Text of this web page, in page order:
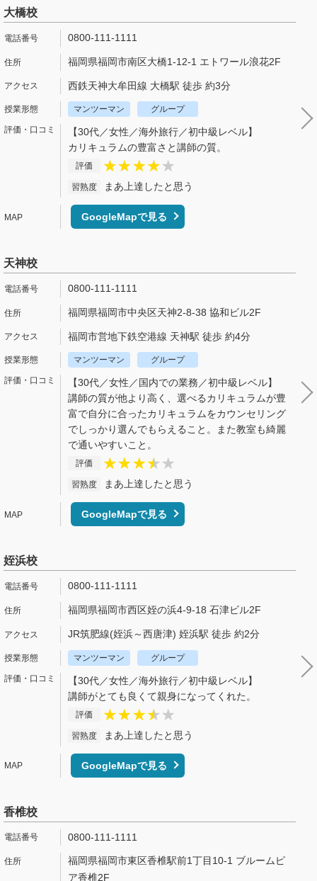
大橋校
0800-111-1111
福岡県福岡市南区大橋1-12-1 エトワール浪花2F
西鉄天神大牟田線 大橋駅 徒歩 約3分
マンツーマン グループ
【30代／女性／海外旅行／初中級レベル】
カリキュラムの豊富さと講師の質。
評価
習熟度 まあ上達したと思う
GoogleMapで見る
天神校
0800-111-1111
福岡県福岡市中央区天神2-8-38 協和ビル2F
福岡市営地下鉄空港線 天神駅 徒歩 約4分
マンツーマン グループ
【30代／女性／国内での業務／初中級レベル】
講師の質が他より高く、選べるカリキュラムが豊
富で自分に合ったカリキュラムをカウンセリング
でしっかり選んでもらえること。また教室も綺麗
で通いやすいこと。
評価
習熟度 まあ上達したと思う
GoogleMapで見る
姪浜校
0800-111-1111
福岡県福岡市西区姪の浜4-9-18 石津ビル2F
JR筑肥線(姪浜～西唐津) 姪浜駅 徒歩 約2分
マンツーマン グループ
【30代／女性／海外旅行／初中級レベル】
講師がとても良くて親身になってくれた。
評価
習熟度 まあ上達したと思う
GoogleMapで見る
香椎校
0800-111-1111
福岡県福岡市東区香椎駅前1丁目10-1 ブルームピ
ア香椎2F